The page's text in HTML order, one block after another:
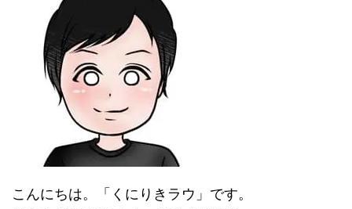
こんにちは。「くにりきラウ」です。